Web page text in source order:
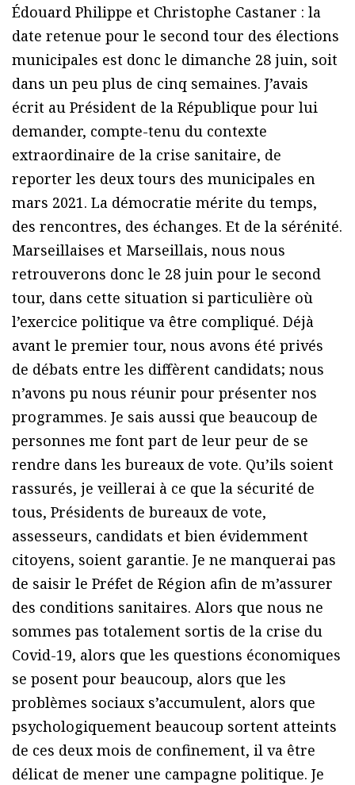
Édouard Philippe et Christophe Castaner : la
date retenue pour le second tour des élections
municipales est donc le dimanche 28 juin, soit
dans un peu plus de cinq semaines. J’avais
écrit au Président de la République pour lui
demander, compte-tenu du contexte
extraordinaire de la crise sanitaire, de
reporter les deux tours des municipales en
mars 2021. La démocratie mérite du temps,
des rencontres, des échanges. Et de la sérénité.
Marseillaises et Marseillais, nous nous
retrouverons donc le 28 juin pour le second
tour, dans cette situation si particulière où
l’exercice politique va être compliqué. Déjà
avant le premier tour, nous avons été privés
de débats entre les diffèrent candidats; nous
n’avons pu nous réunir pour présenter nos
programmes. Je sais aussi que beaucoup de
personnes me font part de leur peur de se
rendre dans les bureaux de vote. Qu’ils soient
rassurés, je veillerai à ce que la sécurité de
tous, Présidents de bureaux de vote,
assesseurs, candidats et bien évidemment
citoyens, soient garantie. Je ne manquerai pas
de saisir le Préfet de Région afin de m’assurer
des conditions sanitaires. Alors que nous ne
sommes pas totalement sortis de la crise du
Covid-19, alors que les questions économiques
se posent pour beaucoup, alors que les
problèmes sociaux s’accumulent, alors que
psychologiquement beaucoup sortent atteints
de ces deux mois de confinement, il va être
délicat de mener une campagne politique. Je